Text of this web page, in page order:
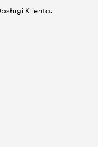
Klienta.